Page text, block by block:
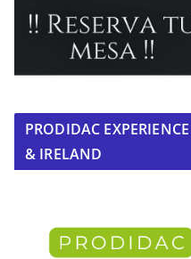
PRODIDAC
& IRELAND